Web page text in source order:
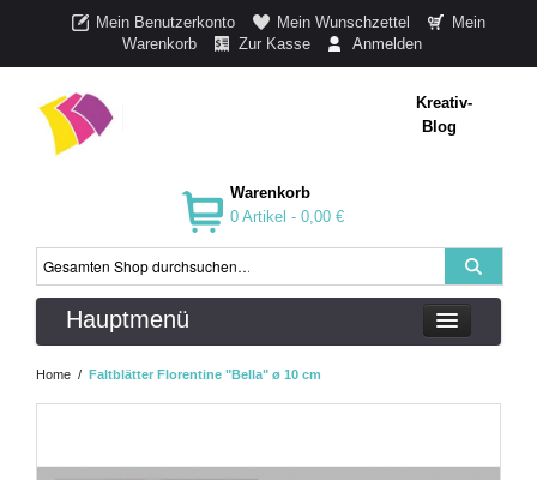
Mein Benutzerkonto Mein Wunschzettel
Mein
Warenkorb
Zur Kasse Anmelden
Kreativ-
Blog
Warenkorb
0 Artikel - 0,00 €
Hauptmenü
Home / Faltblätter Florentine "Bella" ø 10 cm